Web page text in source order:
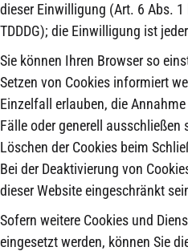
dieser Einwilligung (Art. 6 Abs. 1
TDDDG); die Einwilligung ist
Sie können Ihren Browser so
Setzen von Cookies informiert
Einzelfall erlauben, die
Fälle oder generell
Löschen der Cookies beim
Bei der Deaktivierung von
dieser Website eingeschränkt
Sofern weitere Cookies und
eingesetzt werden, können Sie